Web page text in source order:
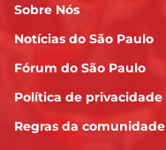
Sobre Nós
Notícias do São Paulo
Fórum do São Paulo
Política de privacidade
Regras da comunidade